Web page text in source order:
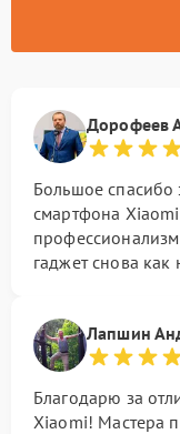
Дорофеев
Большое спасибо
смартфона
гаджет снова как
Лапшин
Благодарю за
Xiaomi! Мастера